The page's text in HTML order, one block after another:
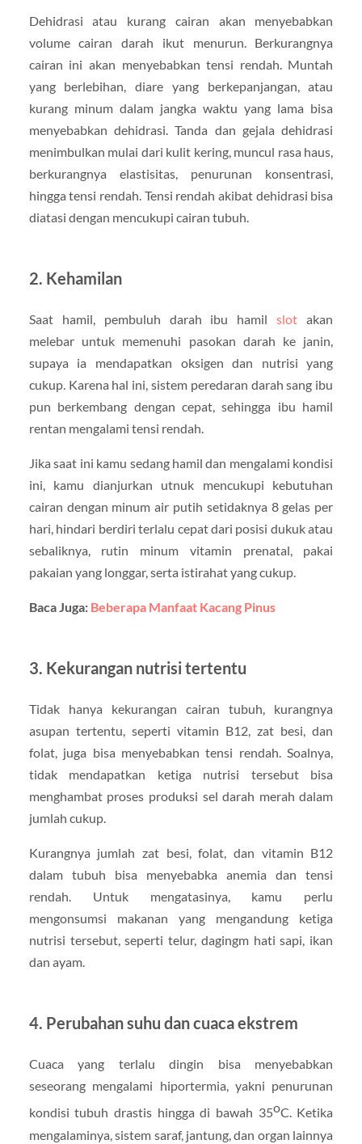
Dehidrasi atau kurang cairan akan menyebabkan
volume cairan darah ikut menurun. Berkurangnya
cairan ini akan menyebabkan tensi rendah. Muntah
yang berlebihan, diare yang berkepanjangan, atau
kurang minum dalam jangka waktu yang lama bisa
menyebabkan dehidrasi. Tanda dan gejala dehidrasi
menimbulkan mulai dari kulit kering, muncul rasa haus,
berkurangnya elastisitas, penurunan konsentrasi,
hingga tensi rendah. Tensi rendah akibat dehidrasi bisa
diatasi dengan mencukupi cairan tubuh.
2. Kehamilan
Saat hamil, pembuluh darah ibu hamilslotakan
melebar untuk memenuhi pasokan darah ke janin,
supaya ia mendapatkan oksigen dan nutrisi yang
cukup. Karena hal ini, sistem peredaran darah sang ibu
pun berkembang dengan cepat, sehingga ibu hamil
rentan mengalami tensi rendah.
Jika saat ini kamu sedang hamil dan mengalami kondisi
ini, kamu dianjurkan utnuk mencukupi kebutuhan
cairan dengan minum air putih setidaknya 8 gelas per
hari, hindari berdiri terlalu cepat dari posisi dukuk atau
sebaliknya, rutin minum vitamin prenatal, pakai
pakaian yang longgar, serta istirahat yang cukup.
Baca Juga: Beberapa Manfaat Kacang Pinus
3. Kekurangan nutrisi tertentu
Tidak hanya kekurangan cairan tubuh, kurangnya
asupan tertentu, seperti vitamin B12, zat besi, dan
folat, juga bisa menyebabkan tensi rendah. Soalnya,
tidak mendapatkan ketiga nutrisi tersebut bisa
menghambat proses produksi sel darah merah dalam
jumlah cukup.
Kurangnya jumlah zat besi, folat, dan vitamin B12
dalam tubuh bisa menyebabka anemia dan tensi
rendah. Untuk mengatasinya, kamu perlu
mengonsumsi makanan yang mengandung ketiga
nutrisi tersebut, seperti telur, dagingm hati sapi, ikan
dan ayam.
4. Perubahan suhu dan cuaca ekstrem
Cuaca yang terlalu dingin bisa menyebabkan
seseorang mengalami hiportermia, yakni penurunan
kondisi tubuh drastis hingga di bawah 35oC. Ketika
mengalaminya, sistem saraf, jantung, dan organ lainnya